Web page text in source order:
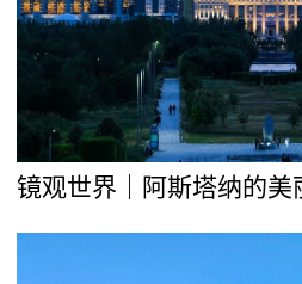
镜观世界｜阿斯塔纳的美